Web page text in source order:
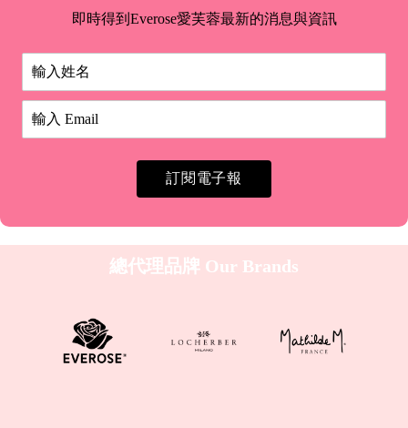
即時得到Everose愛芙蓉最新的消息與資訊
訂閱電子報
總代理品牌 Our Brands